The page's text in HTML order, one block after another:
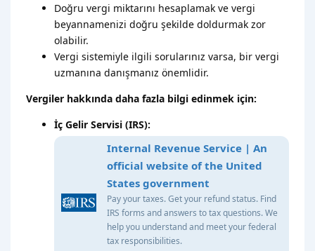
Doğru vergi miktarını hesaplamak ve vergi
beyannamenizi doğru şekilde doldurmak zor
olabilir.
Vergi sistemiyle ilgili sorularınız varsa, bir vergi
uzmanına danışmanız önemlidir.
Vergiler hakkında daha fazla bilgi edinmek için:
İç Gelir Servisi (IRS):
Internal Revenue Service | An
official website of the United
States government
Pay your taxes. Get your refund status. Find
IRS forms and answers to tax questions. We
help you understand and meet your federal
tax responsibilities.